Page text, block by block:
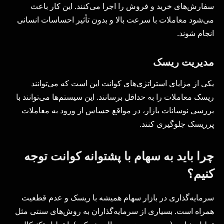
سفارش‌های خرید و فروش را اجرا می‌کنند. این کار باعث
می‌شود معاملات با سرعت بالا و بدون تأثیر احساسات انسانی
انجام شوند.
مدیریت ریسک
یکی از مزایای استراتژی‌های کوانت این است که می‌توانند
ریسک معاملات را به حداقل برسانند. این سیستم‌ها می‌توانند با
بررسی نوسانات بازار، در مواقع حساس از ورود به معاملات
پرریسک جلوگیری کنند.
چرا باید به سهام با پشتوانه کوانت توجه
کنیم؟
سرمایه‌گذاری در بازار سهام همیشه با ریسک و عدم قطعیت
همراه است. بسیاری از سرمایه‌گذاران به روش‌های سنتی مثل